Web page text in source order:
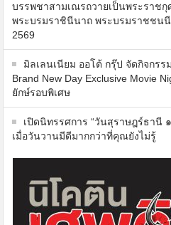
บรรพชาสามเณรถวายเป็นพระราชกุ
พระบรมราชินีนาถ พระบรมราชชน
2569
มิลเลนเนียม ออโต้ กรุ๊ป จัดกิจกร
Brand New Day Exclusive Movie
ยักษ์รอบพิเศษ
เปิดนิทรรศการ “วันสุราษฎร์ธานี
เมื่อวันวานมีดีมากกว่าที่คุณยังไม่รู้